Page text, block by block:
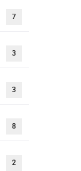
7
3
3
8
2